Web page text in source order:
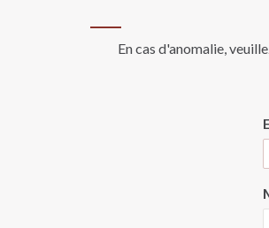
En cas d'anomalie,